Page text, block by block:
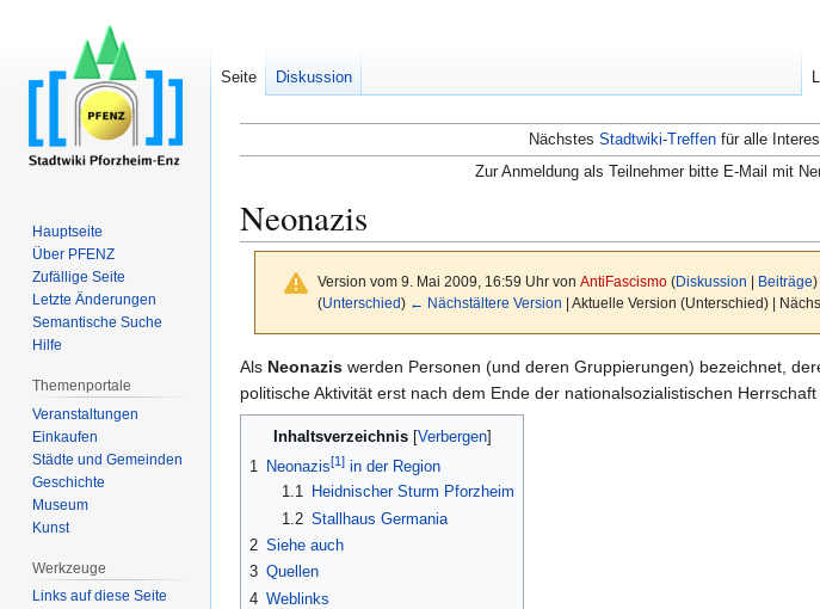
Nächstes Stadtwiki-Treffen für alle
Zur Anmeldung als Teilnehmer bitte E-Mail mit
Neonazis
Version vom 9. Mai 2009, 16:59 Uhr von AntiFascismo (Diskussion | Beiträge)
(Unterschied) ← Nächstältere Version | Aktuelle Version (Unterschied) |
Zur
Navigation
springen
Zur
Suche
springen
Als Neonazis werden Personen (und deren Gruppierungen) bezeichnet,
politische Aktivität erst nach dem Ende der nationalsozialistischen Herrschaft
Inhaltsverzeichnis
1 Neonazis[1] in der Region
1.1
Heidnischer Sturm Pforzheim
1.2 Stallhaus Germania
2 Siehe auch
3 Quellen
4 Weblinks
Seite Diskussion
Hauptseite
Über PFENZ
Zufällige Seite
Letzte Änderungen
Semantische Suche
Hilfe
Themenportale
Veranstaltungen
Einkaufen
Städte und Gemeinden
Geschichte
Museum
Kunst
Werkzeuge
Links auf diese Seite